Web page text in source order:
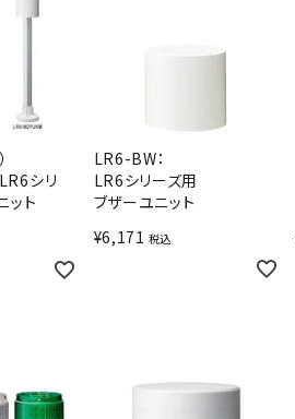
シリ
ット
LR6-BW：
LR6シリーズ用
ブザーユニット
¥6,171 税込